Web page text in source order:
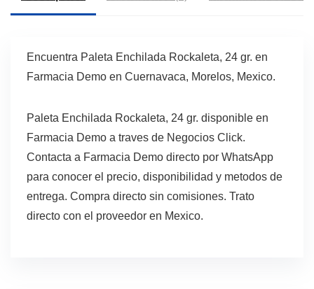
Encuentra Paleta Enchilada Rockaleta, 24 gr. en
Farmacia Demo en Cuernavaca, Morelos, Mexico.
Paleta Enchilada Rockaleta, 24 gr. disponible en
Farmacia Demo a traves de Negocios Click.
Contacta a Farmacia Demo directo por WhatsApp
para conocer el precio, disponibilidad y metodos de
entrega. Compra directo sin comisiones. Trato
directo con el proveedor en Mexico.